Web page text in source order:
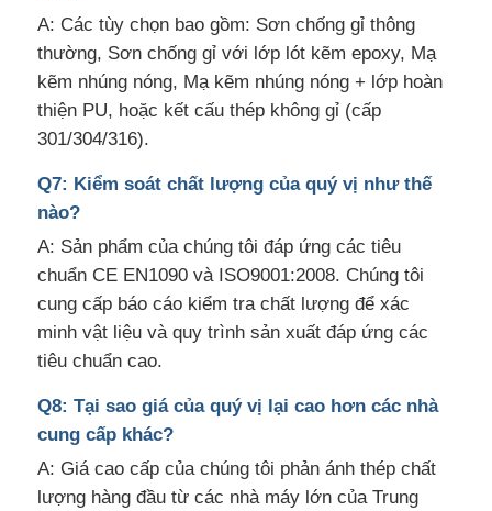
A: Các tùy chọn bao gồm: Sơn chống gỉ thông
thường, Sơn chống gỉ với lớp lót kẽm epoxy, Mạ
kẽm nhúng nóng, Mạ kẽm nhúng nóng + lớp hoàn
thiện PU, hoặc kết cấu thép không gỉ (cấp
301/304/316).
Q7: Kiểm soát chất lượng của quý vị như thế
nào?
A: Sản phẩm của chúng tôi đáp ứng các tiêu
chuẩn CE EN1090 và ISO9001:2008. Chúng tôi
cung cấp báo cáo kiểm tra chất lượng để xác
minh vật liệu và quy trình sản xuất đáp ứng các
tiêu chuẩn cao.
Q8: Tại sao giá của quý vị lại cao hơn các nhà
cung cấp khác?
A: Giá cao cấp của chúng tôi phản ánh thép chất
lượng hàng đầu từ các nhà máy lớn của Trung